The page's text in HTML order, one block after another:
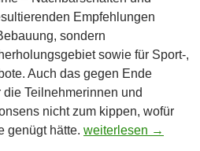
Empfehlungen
sondern
sowie für Sport-,
Auch das gegen Ende
Teilnehmerinnen und
nicht zum kippen, wofür
genügt hätte. Dialogwerkstatt
weiterlesen →